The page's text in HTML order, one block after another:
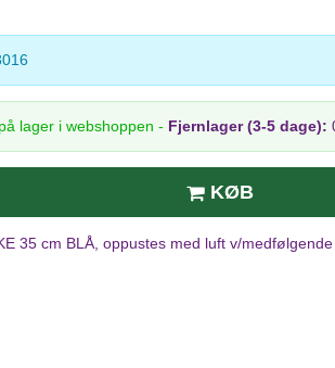
på lager i webshoppen - Fjernlager (3-5 dage):
KØB
35 cm BLÅ, oppustes med luft v/medfølgende